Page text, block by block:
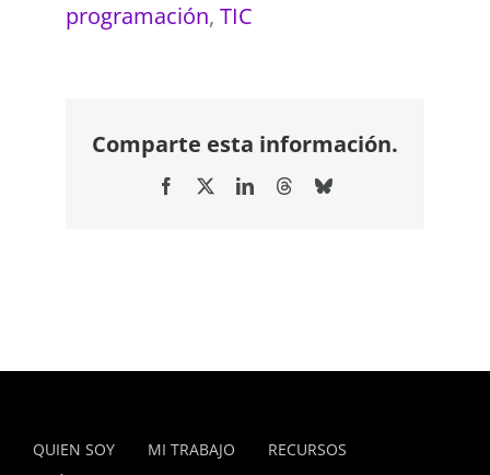
programación, TIC
Comparte esta información.
Facebook LinkedInThreadsBluesky
QUIEN SOY MI TRABAJO
RECURSOS